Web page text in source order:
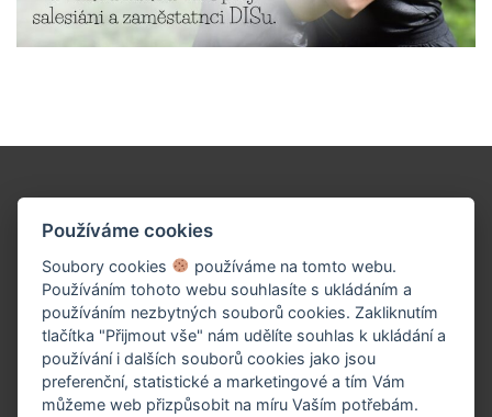
Podpořte naše dílo!
Používáme cookies
Soubory cookies
používáme na tomto webu.
Používáním tohoto webu souhlasíte s ukládáním a
používáním nezbytných souborů cookies. Zakliknutím
tlačítka "Přijmout vše" nám udělíte souhlas k ukládání a
používání i dalších souborů cookies jako jsou
preferenční, statistické a marketingové a tím Vám
můžeme web přizpůsobit na míru Vaším potřebám.